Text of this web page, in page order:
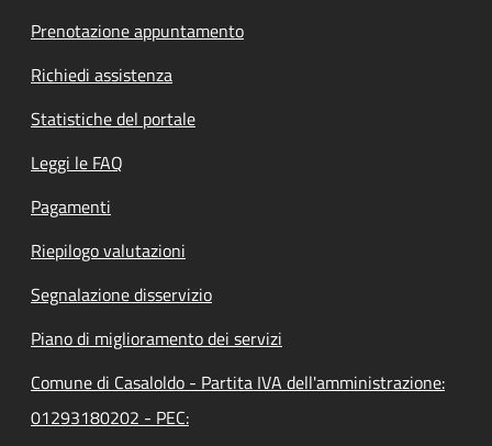
Prenotazione appuntamento
Richiedi assistenza
Statistiche del portale
Leggi le FAQ
Pagamenti
Riepilogo valutazioni
Segnalazione disservizio
Piano di miglioramento dei servizi
Comune di Casaloldo - Partita IVA dell'amministrazione:
01293180202 - PEC: